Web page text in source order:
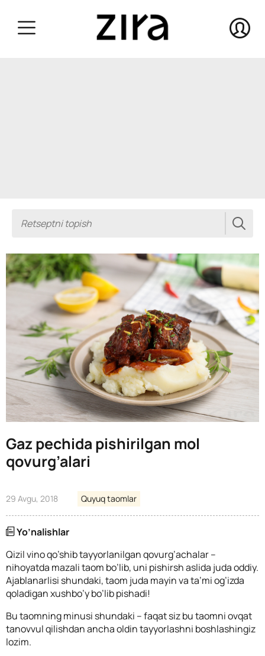
Gaz pechida pishirilgan mol
qovurg’alari
29 Avgu, 2018 Quyuq taomlar
Yo’nalishlar
Qizil vino qo’shib tayyorlanilgan qovurg’achalar –
nihoyatda mazali taom bo’lib, uni pishirsh aslida juda oddiy.
Ajablanarlisi shundaki, taom juda mayin va ta’mi og’izda
qoladigan xushbo’y bo’lib pishadi!
Bu taomning minusi shundaki – faqat siz bu taomni ovqat
tanovvul qilishdan ancha oldin tayyorlashni boshlashingiz
lozim.